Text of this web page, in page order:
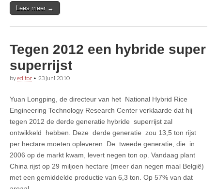
Lees meer →
Tegen 2012 een hybride super
superrijst
byeditor • 23 juni 2010
Yuan Longping, de directeur van het National Hybrid Rice
Engineering Technology Research Center verklaarde dat hij
tegen 2012 de derde generatie hybride superrijst zal
ontwikkeld hebben. Deze derde generatie zou 13,5 ton rijst
per hectare moeten opleveren. De tweede generatie, die in
2006 op de markt kwam, levert negen ton op. Vandaag plant
China rijst op 29 miljoen hectare (meer dan negen maal België)
met een gemiddelde productie van 6,3 ton. Op 57% van dat